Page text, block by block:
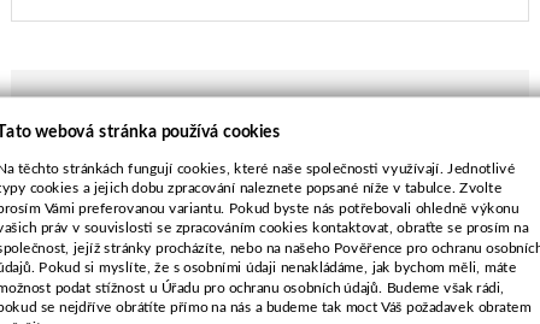
EFCO PR35
OleoMac K35
délka-325 mm
průměr středu-20,5 mm
rozteč-52,0 mm
webová stránka používá cookies
těchto stránkách fungují cookies, které naše společnosti využívají. Jednotlivé
cookies a jejich dobu zpracování naleznete popsané níže v tabulce. Zvolte
Vámi preferovanou variantu. Pokud byste nás potřebovali ohledně výkonu
práv v souvislosti se zpracováním cookies kontaktovat, obraťte se prosím na
jejíž stránky procházíte, nebo na našeho Pověřence pro ochranu
Pokud si myslíte, že s osobními údaji nenakládáme, jak bychom měli, máte
podat stížnost u Úřadu pro ochranu osobních údajů. Budeme však rádi,
se nejdříve obrátíte přímo na nás a budeme tak moct Váš požadavek obratem